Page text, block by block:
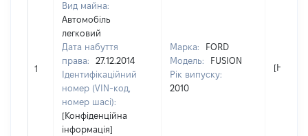
1
Вид майна:
Автомобіль
легковий
Дата набуття
права:
27.12.2014
Ідентифікаційний
номер (VIN-код,
номер шасі):
[Конфіденційна
інформація]
Марка:
FORD
Модель:
FUSION
Рік випуску:
2010
[Не